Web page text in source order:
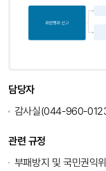
담당자
감사실(044-960-
관련 규정
부패방지 및 국민권익